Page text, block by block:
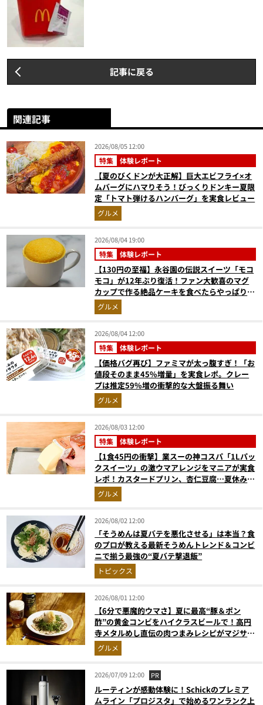
記事に戻る
関連記事
2026/08/05 12:00
特集 体験レポート
【夏のびくドンが大正解】巨大エビフライ×オ
ムバーグにハマりそう！びっくりドンキー夏限
定「トマト弾けるハンバーグ」を実食レビュー
グルメ
2026/08/04 19:00
特集 体験レポート
【130円の至福】永谷園の伝説スイーツ「モコ
モコ」が12年ぶり復活！ファン大歓喜のマグ
カップで作る絶品ケーキを食べたらやっぱり最
高にウマかった
グルメ
2026/08/04 12:00
特集 体験レポート
【価格バグ再び】ファミマが太っ腹すぎ！「お
値段そのまま45%増量」を実食レポ。クレー
プは推定59%増の衝撃的な大盤振る舞い
グルメ
2026/08/03 12:00
特集 体験レポート
【1食45円の衝撃】業スーの神コスパ「1Lパッ
クスイーツ」の激ウマアレンジをマニアが実食
レポ！カスタードプリン、杏仁豆腐…夏休みの
おやつに最強すぎた
グルメ
2026/08/02 12:00
「そうめんは夏バテを悪化させる」は本当？食
のプロが教える最新そうめんトレンド＆コンビ
ニで揃う最強の“夏バテ撃退飯”
トピックス
2026/08/01 12:00
【6分で悪魔的ウマさ】夏に最高“豚＆ポン
酢”の黄金コンビをハイクラスビールで！高円
寺メタルめし直伝の肉つまみレシピがマジサイ
コー【マンダ◯リアンにも食べさせたい】
グルメ
2026/07/09 12:00 PR
ルーティンが感動体験に！Schickのプレミア
ムライン「プロジスタ」で始めるワンランク上